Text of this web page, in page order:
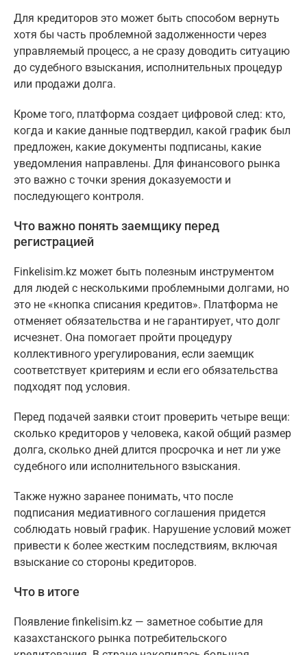
Для кредиторов это может быть способом вернуть
хотя бы часть проблемной задолженности через
управляемый процесс, а не сразу доводить ситуацию
до судебного взыскания, исполнительных процедур
или продажи долга.
Кроме того, платформа создает цифровой след: кто,
когда и какие данные подтвердил, какой график был
предложен, какие документы подписаны, какие
уведомления направлены. Для финансового рынка
это важно с точки зрения доказуемости и
последующего контроля.
Что важно понять заемщику перед
регистрацией
Finkelisim.kz может быть полезным инструментом
для людей с несколькими проблемными долгами, но
это не «кнопка списания кредитов». Платформа не
отменяет обязательства и не гарантирует, что долг
исчезнет. Она помогает пройти процедуру
коллективного урегулирования, если заемщик
соответствует критериям и если его обязательства
подходят под условия.
Перед подачей заявки стоит проверить четыре вещи:
сколько кредиторов у человека, какой общий размер
долга, сколько дней длится просрочка и нет ли уже
судебного или исполнительного взыскания.
Также нужно заранее понимать, что после
подписания медиативного соглашения придется
соблюдать новый график. Нарушение условий может
привести к более жестким последствиям, включая
взыскание со стороны кредиторов.
Что в итоге
Появление finkelisim.kz — заметное событие для
казахстанского рынка потребительского